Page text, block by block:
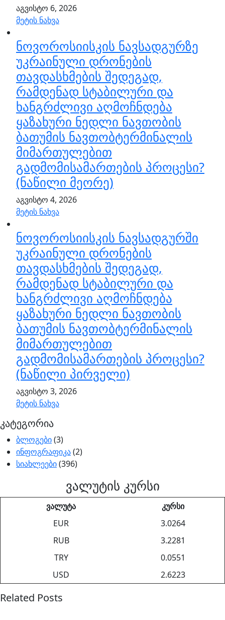
აგვისტო 6, 2026
მეტის ნახვა
ნოვოროსიისკის ნავსადგურზე
უკრაინული დრონების
თავდასხმების შედეგად,
რამდენად სტაბილური და
ხანგრძლივი აღმოჩნდება
ყაზახური ნედლი ნავთობის
ბათუმის ნავთობტერმინალის
მიმართულებით
გადმომისამართების პროცესი?
(ნაწილი მეორე)
აგვისტო 4, 2026
მეტის ნახვა
ნოვოროსიისკის ნავსადგურში
უკრაინული დრონების
თავდასხმების შედეგად,
რამდენად სტაბილური და
ხანგრძლივი აღმოჩნდება
ყაზახური ნედლი ნავთობის
ბათუმის ნავთობტერმინალის
მიმართულებით
გადმომისამართების პროცესი?
(ნაწილი პირველი)
აგვისტო 3, 2026
მეტის ნახვა
კატეგორია
ბლოგები(3)
ინფოგრაფიკა(2)
სიახლეები(396)
ვალუტის კურსი
ვალუტა
კურსი
EUR
3.0264
RUB
3.2281
TRY
0.0551
USD
2.6223
Related Posts